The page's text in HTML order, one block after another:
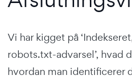
Vi har kigget på
robots.txt-advarsel’, hvad
hvordan man identificerer